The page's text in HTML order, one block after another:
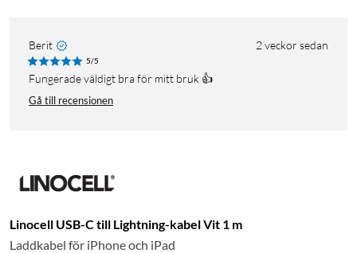
Berit 2 veckor sedan
5/5
Fungerade väldigt bra för mitt bruk 👍
Gå till recensionen
Linocell USB-C till Lightning-kabel Vit 1 m
Laddkabel för iPhone och iPad